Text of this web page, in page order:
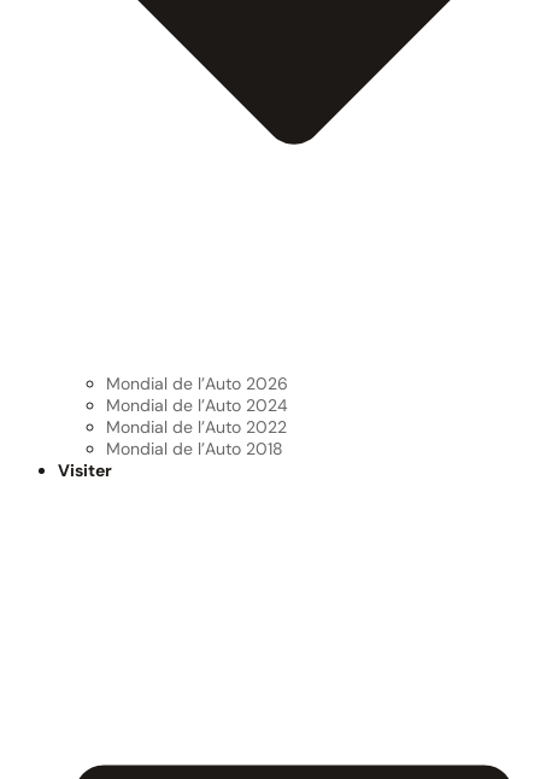
Mondial de l’Auto 2026
Mondial de l’Auto 2024
Mondial de l’Auto 2022
Mondial de l’Auto 2018
Visiter